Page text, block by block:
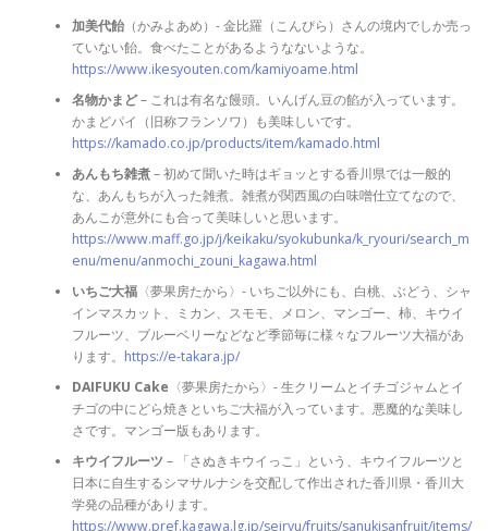
加美代飴（かみよあめ）- 金比羅（こんぴら）さんの境内でしか売っ
ていない飴。食べたことがあるようなないような。
https://www.ikesyouten.com/kamiyoame.html
名物かまど– これは有名な饅頭。いんげん豆の餡が入っています。
かまどパイ（旧称フランソワ）も美味しいです。
https://kamado.co.jp/products/item/kamado.html
あんもち雑煮– 初めて聞いた時はギョッとする香川県では一般的
な、あんもちが入った雑煮。雑煮が関西風の白味噌仕立てなので、
あんこが意外にも合って美味しいと思います。
https://www.maff.go.jp/j/keikaku/syokubunka/k_ryouri/search_m
enu/menu/anmochi_zouni_kagawa.html
いちご大福〈夢果房たから〉- いちご以外にも、白桃、ぶどう、シャ
インマスカット、ミカン、スモモ、メロン、マンゴー、柿、キウイ
フルーツ、ブルーベリーなどなど季節毎に様々なフルーツ大福があ
ります。 https://e-takara.jp/
DAIFUKU Cake 〈夢果房たから〉- 生クリームとイチゴジャムとイ
チゴの中にどら焼きといちご大福が入っています。悪魔的な美味し
さです。マンゴー版もあります。
キウイフルーツ – 「さぬきキウイっこ」という、キウイフルーツと
日本に自生するシマサルナシを交配して作出された香川県・香川大
学発の品種があります。
https://www.pref.kagawa.lg.jp/seiryu/fruits/sanukisanfruit/items/